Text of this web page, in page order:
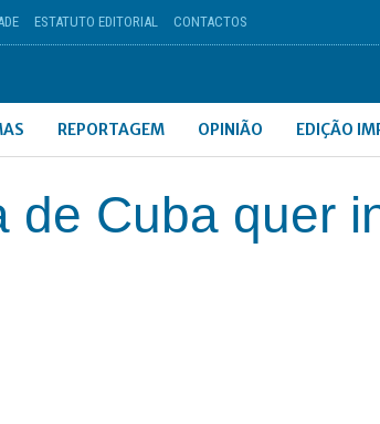
ESTATUTO EDITORIAL CONTACTOS
REPORTAGEM OPINIÃO EDIÇÃO
de Cuba quer